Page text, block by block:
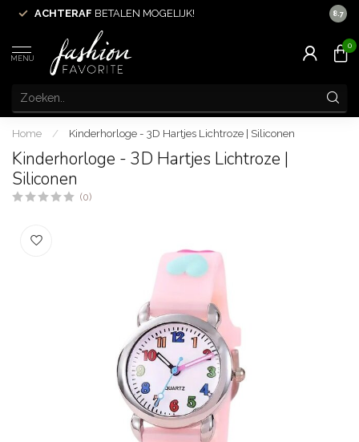
ACHTERAF BETALEN MOGELIJK! 8.7
MENU
0
Home / Kinderhorloge - 3D Hartjes Lichtroze | Siliconen
Kinderhorloge - 3D Hartjes Lichtroze |
Siliconen
(0)